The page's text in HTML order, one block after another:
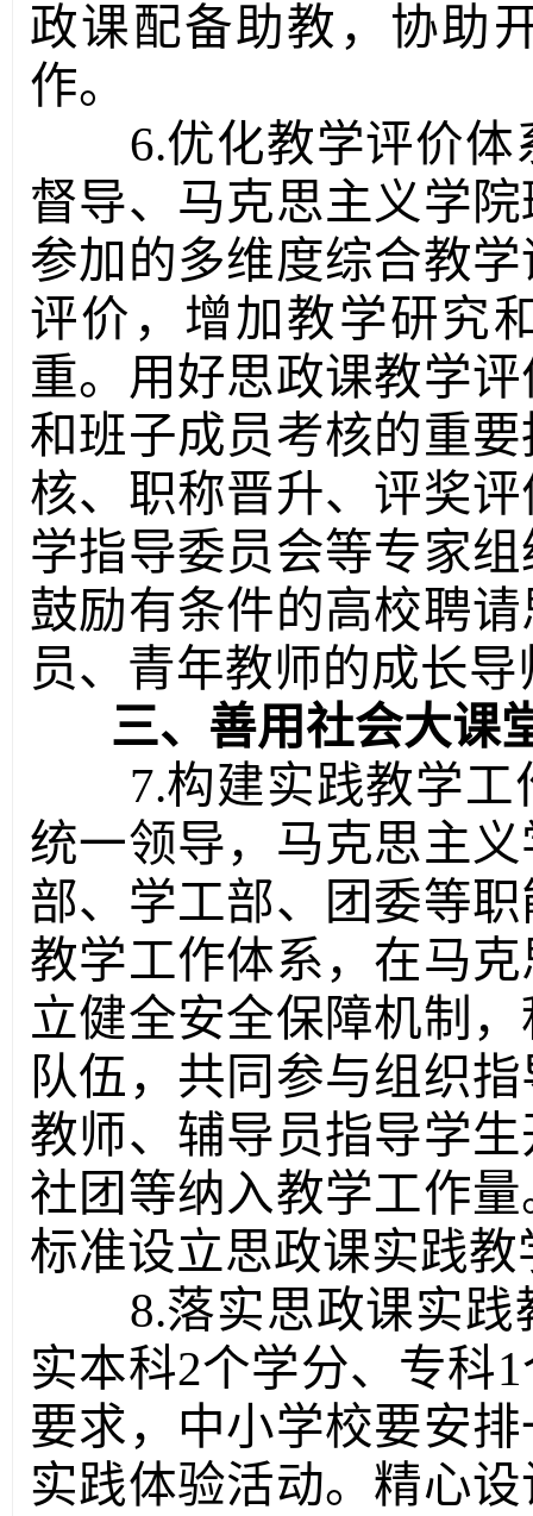
政课配备助教，协助
作。
6.优化教学评价
督导、马克思主义学
参加的多维度综合教
评价，增加教学研究
重。用好思政课教学
和班子成员考核的重
核、职称晋升、评奖
学指导委员会等专家
鼓励有条件的高校聘
员、青年教师的成长导
三、善用社会大课
7.构建实践教学
统一领导，马克思主
部、学工部、团委等
教学工作体系，在马
立健全安全保障机制
队伍，共同参与组织
教师、辅导员指导学
社团等纳入教学工作
标准设立思政课实践
8.落实思政课实
实本科2个学分、专科
要求，中小学校要安
实践体验活动。精心